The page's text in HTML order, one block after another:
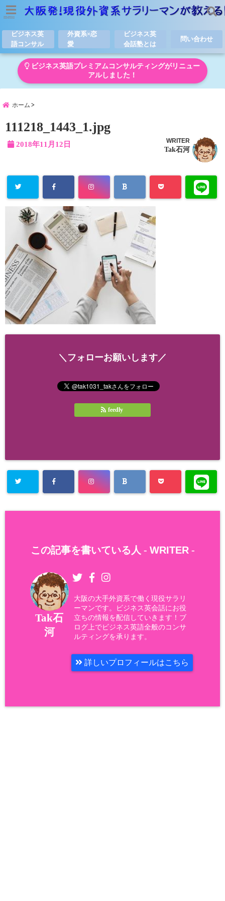
menu
ビジネス英
語コンサル
外資系×恋
愛
ビジネス英
会話塾とは
問い合わせ
ビジネス英語プレミアムコンサルティングがリニュー
アルしました！
ホーム
111218_1443_1.jpg
2018年11月12日 WRITER
Tak石河
＼フォローお願いします／
feedly
この記事を書いている人 - WRITER-
Tak石
河
大阪の大手外資系で働く現役サラリ
ーマンです。ビジネス英会話にお役
立ちの情報を配信していきます！ブ
ログ上でビジネス英語全般のコンサ
ルティングを承ります。
詳しいプロフィールはこちら